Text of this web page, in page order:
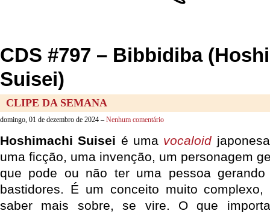
CDS #797 – Bibbidiba
Suisei)
CLIPE DA SEMANA
domingo, 01 de dezembro de 2024 – Nenhum comentário
Hoshimachi Suisei é uma vocaloid
uma ficção, uma invenção, um personagem
que pode ou não ter uma pessoa
bastidores. É um conceito muito
saber mais sobre, se vire. O que